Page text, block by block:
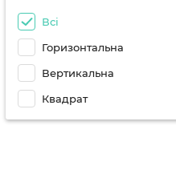
Всі
Горизонтальна
Вертикальна
Квадрат